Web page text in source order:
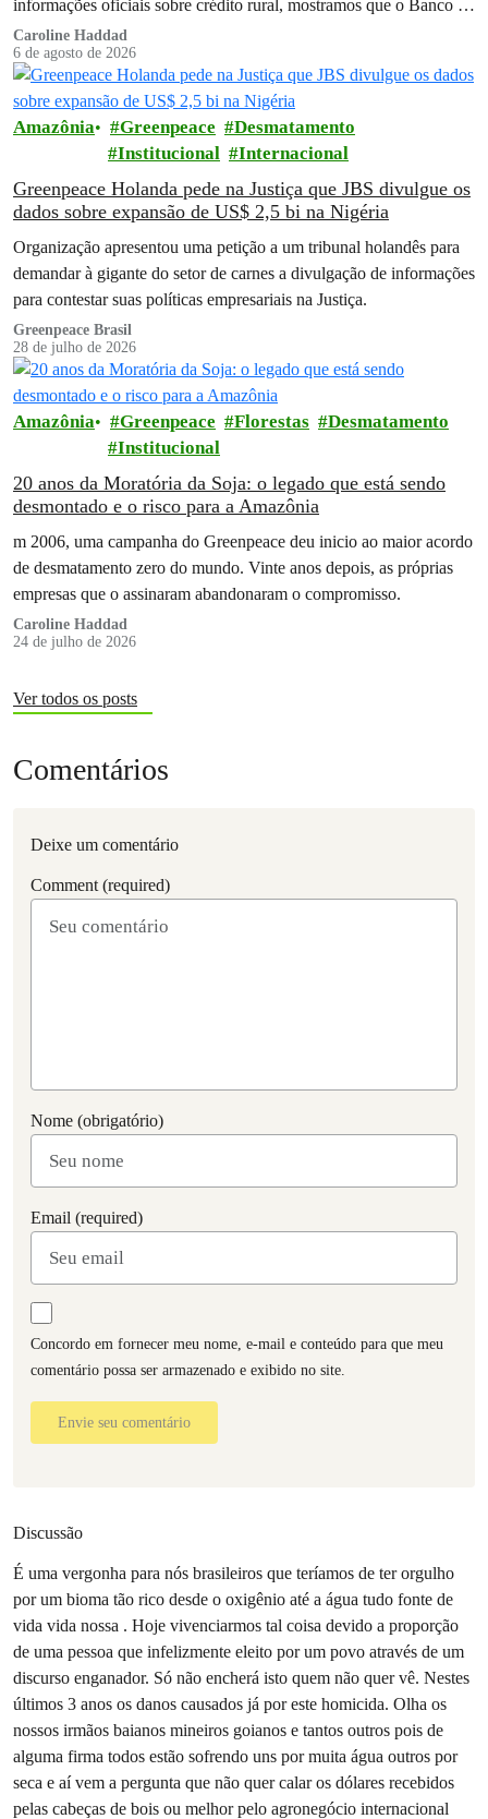
informações oficiais sobre crédito rural, mostramos que o Banco do
Brasil financiou…
Caroline Haddad
6 de agosto de 2026
Amazônia Greenpeace
Desmatamento
Institucional
Internacional
Greenpeace Holanda pede na Justiça que JBS divulgue os
dados sobre expansão de US$ 2,5 bi na Nigéria
Organização apresentou uma petição a um tribunal holandês para
demandar à gigante do setor de carnes a divulgação de informações
para contestar suas políticas empresariais na Justiça.
Greenpeace Brasil
28 de julho de 2026
Amazônia Greenpeace Florestas
Desmatamento
Institucional
20 anos da Moratória da Soja: o legado que está sendo
desmontado e o risco para a Amazônia
m 2006, uma campanha do Greenpeace deu inicio ao maior acordo
de desmatamento zero do mundo. Vinte anos depois, as próprias
empresas que o assinaram abandonaram o compromisso.
Caroline Haddad
24 de julho de 2026
Ver todos os posts
Comentários
Deixe um comentário
Comment (required)
Nome (obrigatório)
Email (required)
Concordo em fornecer meu nome, e-mail e conteúdo para que meu
comentário possa ser armazenado e exibido no site.
Envie seu comentário
Discussão
É uma vergonha para nós brasileiros que teríamos de ter orgulho
por um bioma tão rico desde o oxigênio até a água tudo fonte de
vida vida nossa . Hoje vivenciarmos tal coisa devido a proporção
de uma pessoa que infelizmente eleito por um povo através de um
discurso enganador. Só não encherá isto quem não quer vê. Nestes
últimos 3 anos os danos causados já por este homicida. Olha os
nossos irmãos baianos mineiros goianos e tantos outros pois de
alguma firma todos estão sofrendo uns por muita água outros por
seca e aí vem a pergunta que não quer calar os dólares recebidos
pelas cabeças de bois ou melhor pelo agronegócio internacional